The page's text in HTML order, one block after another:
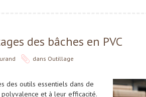
des bâches en PVC
dans Outillage
des outils essentiels dans de
et à leur efficacité.